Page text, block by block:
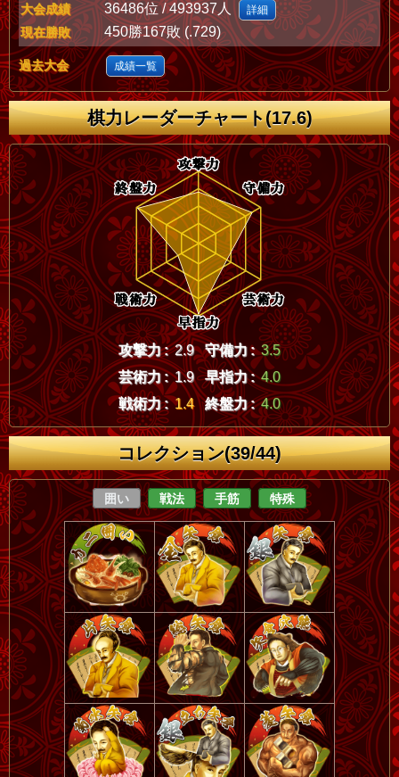
大会成績 36486位 / 493937人 詳細
現在勝敗 450勝167敗 (.729)
過去大会 成績一覧
棋力レーダーチャート(17.6)
攻撃力 : 2.9 守備力 : 3.5
芸術力 : 1.9 早指力 : 4.0
戦術力 : 1.4 終盤力 : 4.0
コレクション(39/44)
囲い 戦法 手筋 特殊